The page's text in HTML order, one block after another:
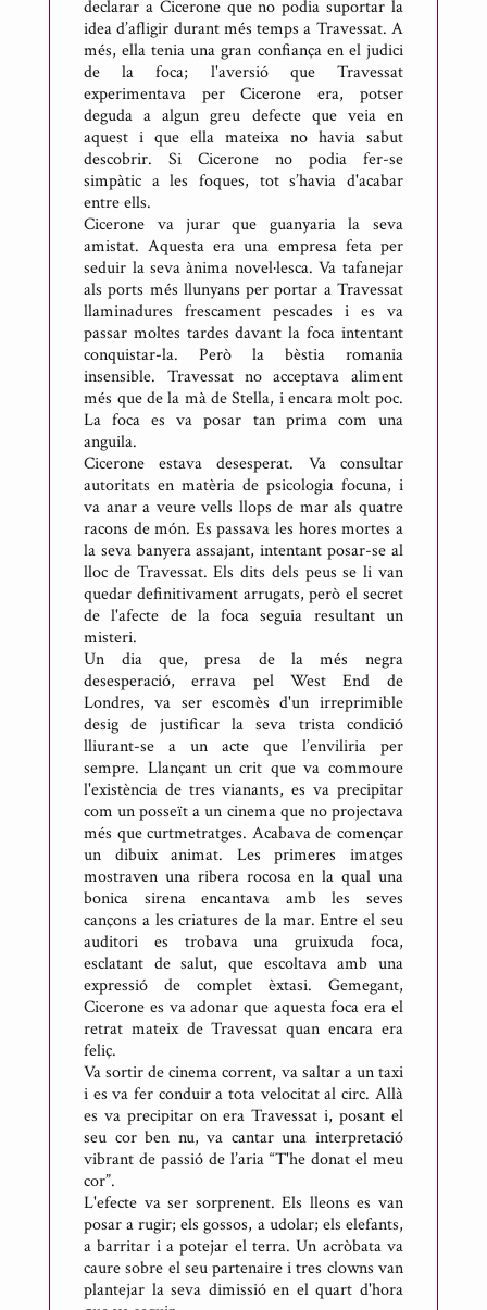
declarar a Cicerone que no podia suportar la
idea d’afligir durant més temps a Travessat. A
més, ella tenia una gran confiança en el judici
de la foca; l'aversió que Travessat
experimentava per Cicerone era, potser
deguda a algun greu defecte que veia en
aquest i que ella mateixa no havia sabut
descobrir. Si Cicerone no podia fer-se
simpàtic a les foques, tot s’havia d'acabar
entre ells.
Cicerone va jurar que guanyaria la seva
amistat. Aquesta era una empresa feta per
seduir la seva ànima novel·lesca. Va tafanejar
als ports més llunyans per portar a Travessat
llaminadures frescament pescades i es va
passar moltes tardes davant la foca intentant
conquistar-la. Però la bèstia romania
insensible. Travessat no acceptava aliment
més que de la mà de Stella, i encara molt poc.
La foca es va posar tan prima com una
anguila.
Cicerone estava desesperat. Va consultar
autoritats en matèria de psicologia focuna, i
va anar a veure vells llops de mar als quatre
racons de món. Es passava les hores mortes a
la seva banyera assajant, intentant posar-se al
lloc de Travessat. Els dits dels peus se li van
quedar definitivament arrugats, però el secret
de l'afecte de la foca seguia resultant un
misteri.
Un dia que, presa de la més negra
desesperació, errava pel West End de
Londres, va ser escomès d'un irreprimible
desig de justificar la seva trista condició
lliurant-se a un acte que l’enviliria per
sempre. Llançant un crit que va commoure
l'existència de tres vianants, es va precipitar
com un posseït a un cinema que no projectava
més que curtmetratges. Acabava de començar
un dibuix animat. Les primeres imatges
mostraven una ribera rocosa en la qual una
bonica sirena encantava amb les seves
cançons a les criatures de la mar. Entre el seu
auditori es trobava una gruixuda foca,
esclatant de salut, que escoltava amb una
expressió de complet èxtasi. Gemegant,
Cicerone es va adonar que aquesta foca era el
retrat mateix de Travessat quan encara era
feliç.
Va sortir de cinema corrent, va saltar a un taxi
i es va fer conduir a tota velocitat al circ. Allà
es va precipitar on era Travessat i, posant el
seu cor ben nu, va cantar una interpretació
vibrant de passió de l’aria “T'he donat el meu
cor”.
L'efecte va ser sorprenent. Els lleons es van
posar a rugir; els gossos, a udolar; els elefants,
a barritar i a potejar el terra. Un acròbata va
caure sobre el seu partenaire i tres clowns van
plantejar la seva dimissió en el quart d'hora